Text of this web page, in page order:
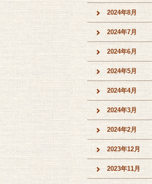
2024年8月
2024年7月
2024年6月
2024年5月
2024年4月
2024年3月
2024年2月
2023年12月
2023年11月